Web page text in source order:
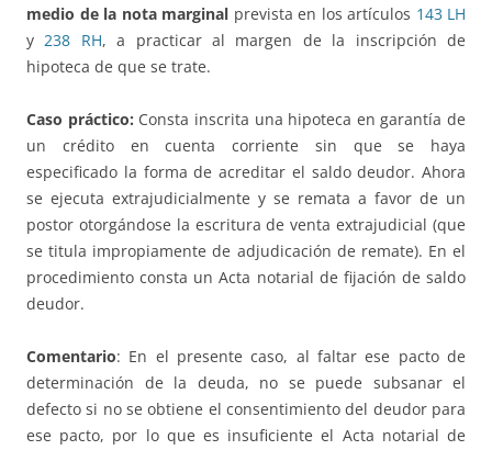
medio de la nota marginal prevista en los artículos 143 LH
y238 RH, a practicar al margen de la inscripción de
hipoteca de que se trate.
Caso práctico: Consta inscrita una hipoteca en garantía de
un crédito en cuenta corriente sin que se haya
especificado la forma de acreditar el saldo deudor. Ahora
se ejecuta extrajudicialmente y se remata a favor de un
postor otorgándose la escritura de venta extrajudicial (que
se titula impropiamente de adjudicación de remate). En el
procedimiento consta un Acta notarial de fijación de saldo
deudor.
Comentario: En el presente caso, al faltar ese pacto de
determinación de la deuda, no se puede subsanar el
defecto si no se obtiene el consentimiento del deudor para
ese pacto, por lo que es insuficiente el Acta notarial de